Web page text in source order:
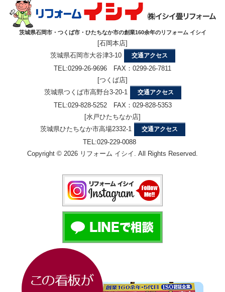
茨城県石岡市・つくば市・ひたちなか市の創業160余年のリフォーム イシイ
[石岡本店]
茨城県石岡市大谷津3-10
交通アクセス
TEL:0299-26-9696 FAX：0299-26-7811
[つくば店]
茨城県つくば市高野台3-20-1
交通アクセス
TEL:029-828-5252 FAX：029-828-5353
[水戸ひたちなか店]
茨城県ひたちなか市高場2332-1
交通アクセス
TEL:029-229-0088
Copyright © 2026 リフォーム イシイ. All Rights Reserved.